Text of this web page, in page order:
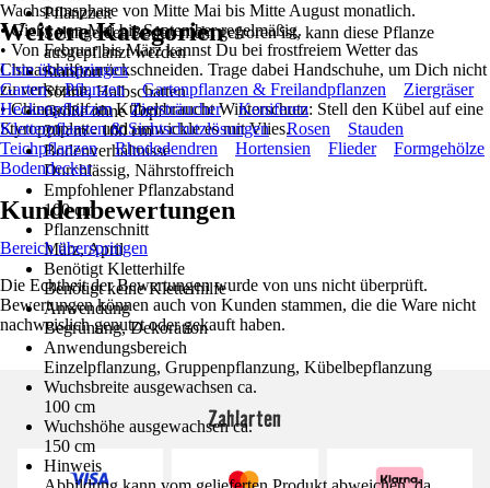
Pflanzzeit
Solange der Boden nicht gefroren ist, kann diese Pflanze
ausgepflanzt werden
Standort
Sonne, Halbschatten
Größe ohne Topf
20 cm - 100 cm
Bodenverhältnisse
Durchlässig, Nährstoffreich
Empfohlener Pflanzabstand
100 cm
Pflanzenschnitt
März, April
Benötigt Kletterhilfe
Benötigt keine Kletterhilfe
Anwendung
Begrünung, Dekoration
Anwendungsbereich
Einzelpflanzung, Gruppenpflanzung, Kübelbepflanzung
Wuchsbreite ausgewachsen ca.
100 cm
Wuchshöhe ausgewachsen ca.
150 cm
Hinweis
Wachstumsphase von Mitte Mai bis Mitte August monatlich.
• Gieße von Mai bis September regelmäßig.
• Von Februar bis März kannst Du bei frostfreiem Wetter das
Chinaschilf zurückschneiden. Trage dabei Handschuhe, um Dich nicht
zu verletzten.
• Chinaschilf im Kübel braucht Winterschutz: Stell den Kübel auf eine
Styroporplatte und umwickle es mit Vlies.
Weitere Kategorien
Liste überspringen
Garten
Pflanzen Gartenpflanzen & Freilandpflanzen
Ziergräser
Heckenpflanzen
Ziersträucher
Koniferen
Kletterpflanzen & Sichtschutzlösungen
Rosen
Stauden
Teichpflanzen
Rhododendren Hortensien Flieder
Formgehölze
Bodendecker
Kundenbewertungen
Bereich überspringen
Die Echtheit der Bewertungen wurde von uns nicht überprüft.
Bewertungen können auch von Kunden stammen, die die Ware nicht
nachweislich genutzt oder gekauft haben.
Zahlarten